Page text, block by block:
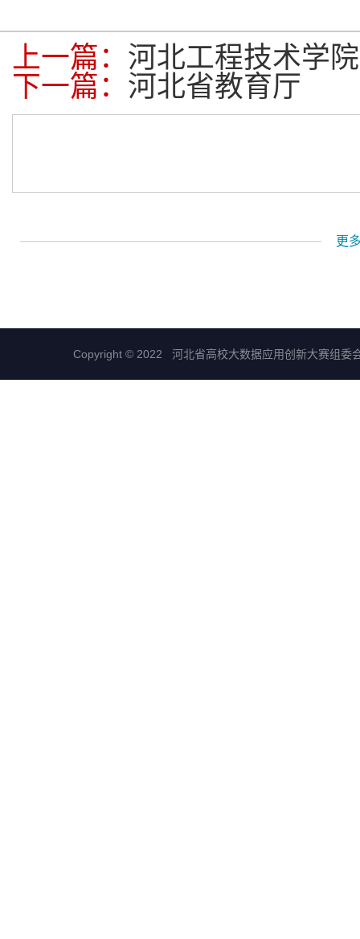
上一篇： 河北工程技术学院
下一篇： 河北省教育厅
更
Copyright © 2022 河北省高校大数据应用创新大赛组